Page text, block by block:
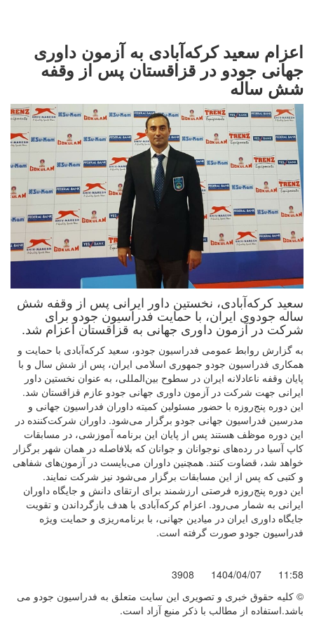
اعزام سعید کرکه‌آبادی به آزمون داوری
جهانی جودو در قزاقستان پس از وقفه
شش ساله
سعید کرکه‌آبادی، نخستین داور ایرانی پس از وقفه شش
ساله جودوی ایران، با حمایت فدراسیون جودو برای
شرکت در آزمون داوری جهانی به قزاقستان اعزام شد.
به گزارش روابط عمومی فدراسیون جودو، سعید کرکه‌آبادی با حمایت و
همکاری فدراسیون جودو جمهوری اسلامی ایران، پس از شش سال و با
پایان وقفه ناعادلانه ایران در سطوح بین‌المللی، به عنوان نخستین داور
ایرانی جهت شرکت در آزمون داوری جهانی جودو عازم قزاقستان شد.
این دوره پنج‌روزه با حضور مسئولین کمیته داوران فدراسیون جهانی و
مدرسین فدراسیون جهانی جودو برگزار می‌شود. داوران شرکت‌کننده در
این دوره موظف هستند پس از پایان این برنامه آموزشی، در مسابقات
کاپ آسیا در رده‌های نوجوانان و جوانان که بلافاصله در همان شهر برگزار
خواهد شد، قضاوت کنند. همچنین داوران می‌بایست در آزمون‌های شفاهی
و کتبی که پس از این مسابقات برگزار می‌شود نیز شرکت نمایند.
این دوره پنج‌روزه فرصتی ارزشمند برای ارتقای دانش و جایگاه داوران
ایرانی به شمار می‌رود. اعزام کرکه‌آبادی با هدف بازگرداندن و تقویت
جایگاه داوری ایران در میادین جهانی، با برنامه‌ریزی و حمایت ویژه
فدراسیون جودو صورت گرفته است.
11:58
1404/04/07
3908
© کليه حقوق خبری و تصويری اين سايت متعلق به فدراسیون جودو می
باشد.استفاده از مطالب با ذكر منبع آزاد است.